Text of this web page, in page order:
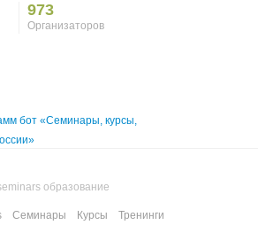
973
Организаторов
бот «Семинары, курсы,
образование
Семинары Курсы Тренинги